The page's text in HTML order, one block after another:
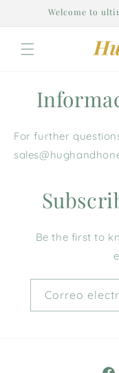
directamente
Welcome to
For further
Be the first to
Correo